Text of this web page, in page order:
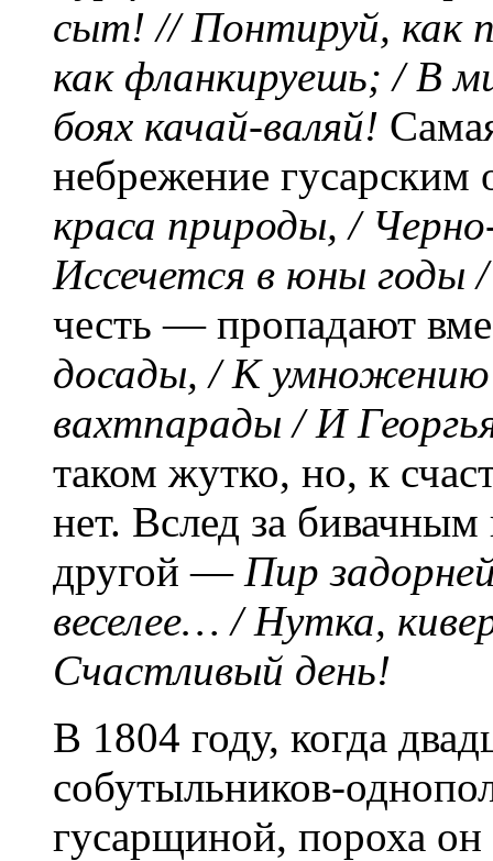
сыт! // Понтируй, как
как фланкируешь; / В
боях качай-валяй!
небрежение
краса природы, /
Иссечется в юны годы
честь — пропадают
досады, / К умножению
вахтпарады / И
таком жутко, но, к
нет. Вслед за
другой — Пир
веселее… / Нутка,
Счастливый день!
В 1804 году, когда
собутыльников-
гусарщиной, пороха